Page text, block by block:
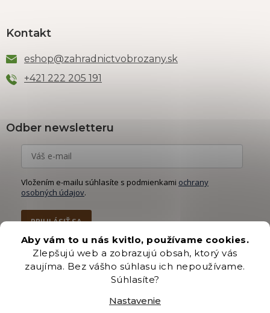
Aby vám to u nás kvitlo, používame cookies.
Zlepšujú web a zobrazujú obsah, ktorý vás
zaujíma. Bez vášho súhlasu ich nepoužívame.
Súhlasíte?
Nastavenie
Kontakt
eshop@zahradnictvobrozany.sk
+421 222 205 191
Odber newsletteru
Vložením e-mailu súhlasíte s podmienkami ochrany
osobných údajov.
PRIHLÁSIŤ SA
Vytvoril Shoptet Premium